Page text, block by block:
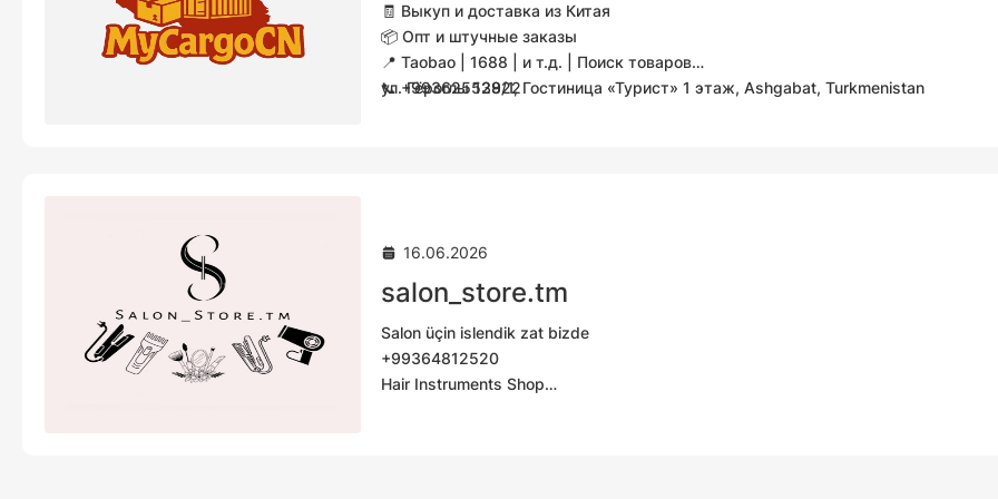
🧾 Выкуп и доставка из Китая
📦 Опт и штучные заказы
📍 Taobao | 1688 | и т.д. | Поиск товаров
📞 +99362552822
ул. Гёроглы 139/1, Гостиница «Турист» 1 этаж, Ashgabat, Turkmenistan
16.06.2026
salon_store.tm
Salon üçin islendik zat bizde
+99364812520
Hair Instruments Shop